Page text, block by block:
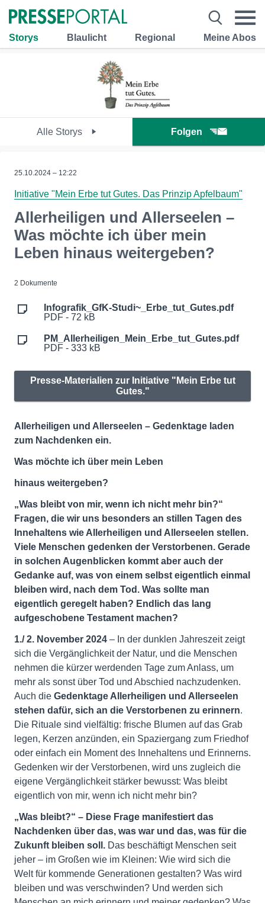
Storys Blaulicht Regional Meine Abos
Alle Storys Folgen
25.10.2024 – 12:22
Initiative "Mein Erbe tut Gutes. Das Prinzip Apfelbaum"
Allerheiligen und Allerseelen –
Was möchte ich über mein
Leben hinaus weitergeben?
2 Dokumente
Infografik_GfK-Studi~_Erbe_tut_Gutes.pdf
PDF - 72 kB
PM_Allerheiligen_Mein_Erbe_tut_Gutes.pdf
PDF - 333 kB
Presse-Materialien zur Initiative "Mein Erbe tut
Gutes."
Allerheiligen und Allerseelen – Gedenktage laden
zum Nachdenken ein.
Was möchte ich über mein Leben
hinaus weitergeben?
„Was bleibt von mir, wenn ich nicht mehr bin?“
Fragen, die wir uns besonders an stillen Tagen des
Innehaltens wie Allerheiligen und Allerseelen stellen.
Viele Menschen gedenken der Verstorbenen. Gerade
in solchen Augenblicken kommt aber auch der
Gedanke auf, was von einem selbst eigentlich einmal
bleiben wird, nach dem Tod. Was sollte man
eigentlich geregelt haben? Endlich das lang
aufgeschobene Testament machen?
1./ 2. November 2024 – In der dunklen Jahreszeit zeigt
sich die Vergänglichkeit der Natur, und die Menschen
nehmen die kürzer werdenden Tage zum Anlass, um
mehr als sonst über Tod und Abschied nachzudenken.
Auch die Gedenktage Allerheiligen und Allerseelen
stehen dafür, sich an die Verstorbenen zu erinnern.
Die Rituale sind vielfältig: frische Blumen auf das Grab
legen, Kerzen anzünden, ein Spaziergang zum Friedhof
oder einfach ein Moment des Innehaltens und Erinnerns.
Gedenken wir der Verstorbenen, wird uns zugleich die
eigene Vergänglichkeit stärker bewusst: Was bleibt
eigentlich von mir, wenn ich nicht mehr bin?
„Was bleibt?“ – Diese Frage manifestiert das
Nachdenken über das, was war und das, was für die
Zukunft bleiben soll. Das beschäftigt Menschen seit
jeher – im Großen wie im Kleinen: Wie wird sich die
Welt für kommende Generationen gestalten? Was wird
bleiben und was verschwinden? Und werden sich